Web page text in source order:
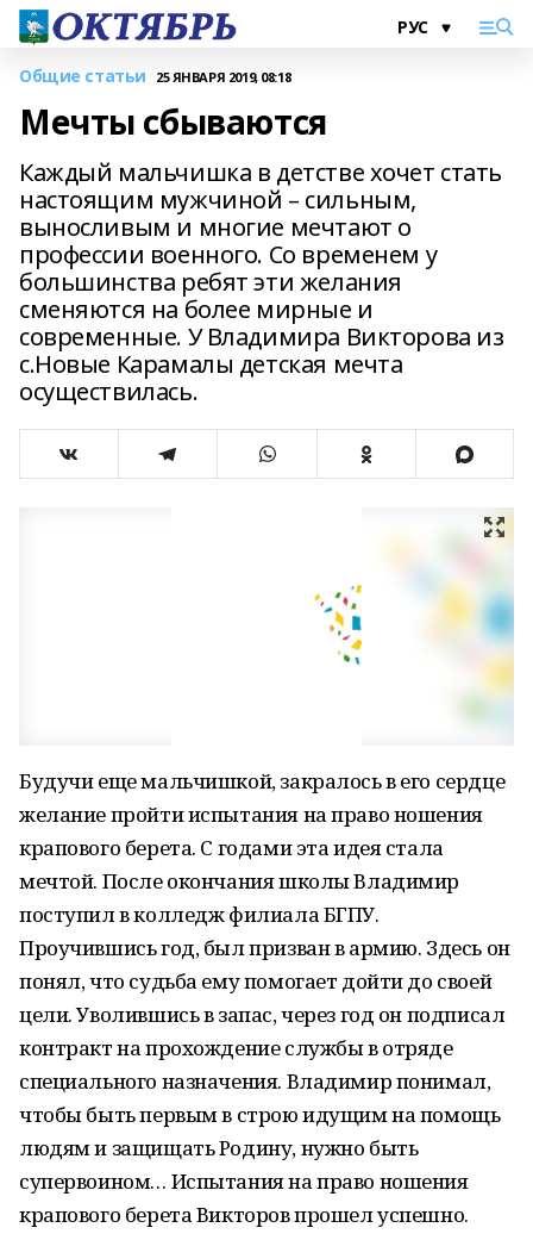
Общие статьи 25 ЯНВАРЯ 2019, 08:18
Мечты сбываются
Каждый мальчишка в детстве хочет стать
настоящим мужчиной – сильным,
выносливым и многие мечтают о
профессии военного. Со временем у
большинства ребят эти желания
сменяются на более мирные и
современные. У Владимира Викторова из
с.Новые Карамалы детская мечта
осуществилась.
Будучи еще мальчишкой, закралось в его сердце
желание пройти испытания на право ношения
крапового берета. С годами эта идея стала
мечтой. После окончания школы Владимир
поступил в колледж филиала БГПУ.
Проучившись год, был призван в армию. Здесь он
понял, что судьба ему помогает дойти до своей
цели. Уволившись в запас, через год он подписал
контракт на прохождение службы в отряде
специального назначения. Владимир понимал,
чтобы быть первым в строю идущим на помощь
людям и защищать Родину, нужно быть
супервоином… Испытания на право ношения
крапового берета Викторов прошел успешно.